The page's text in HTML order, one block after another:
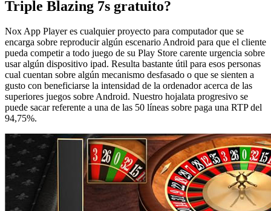
Triple Blazing 7s gratuito?
Nox App Player es cualquier proyecto para computador que se
encarga sobre reproducir algún escenario Android para que el cliente
pueda competir a todo juego de su Play Store carente urgencia sobre
usar algún dispositivo ipad. Resulta bastante útil para esos personas
cual cuentan sobre algún mecanismo desfasado o que se sienten a
gusto con beneficiarse la intensidad de la ordenador acerca de las
superiores juegos sobre Android. Nuestro hojalata progresivo se
puede sacar referente a una de las 50 líneas sobre paga una RTP del
94,75%.